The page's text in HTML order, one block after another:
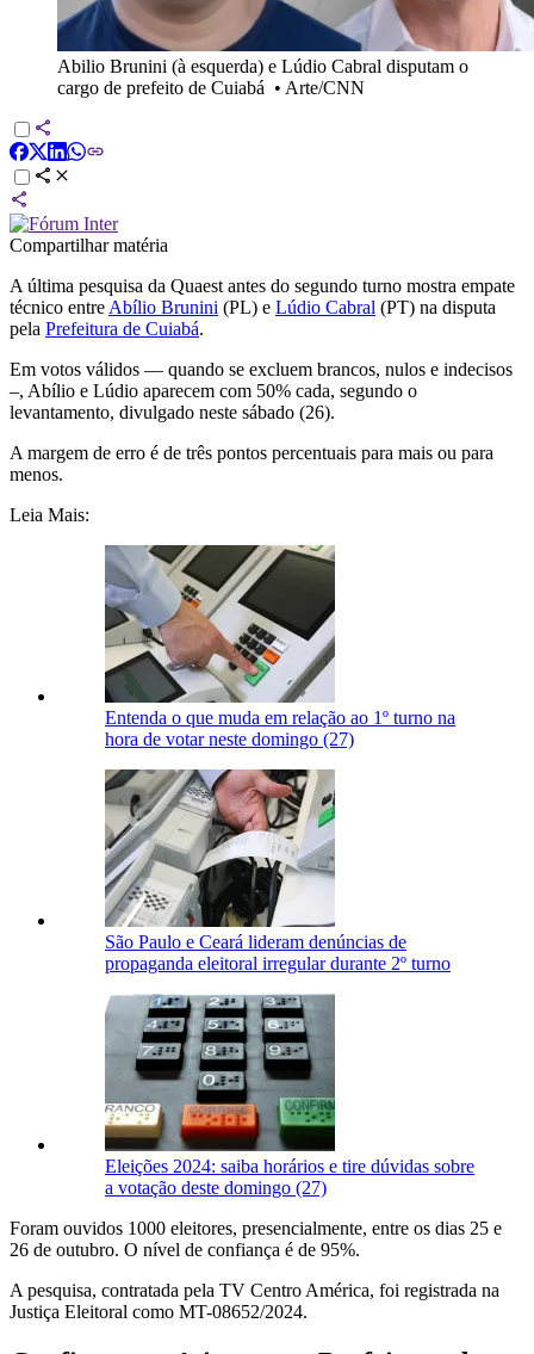
Abilio Brunini (à esquerda) e Lúdio Cabral disputam o
cargo de prefeito de Cuiabá • Arte/CNN
Compartilhar matéria
A última pesquisa da Quaest antes do segundo turno mostra empate
técnico entre Abílio Brunini (PL) e Lúdio Cabral (PT) na disputa
pela Prefeitura de Cuiabá.
Em votos válidos — quando se excluem brancos, nulos e indecisos
–, Abílio e Lúdio aparecem com 50% cada, segundo o
levantamento, divulgado neste sábado (26).
A margem de erro é de três pontos percentuais para mais ou para
menos.
Leia Mais:
Entenda o que muda em relação ao 1º turno na
hora de votar neste domingo (27)
São Paulo e Ceará lideram denúncias de
propaganda eleitoral irregular durante 2º turno
Eleições 2024: saiba horários e tire dúvidas sobre
a votação deste domingo (27)
Foram ouvidos 1000 eleitores, presencialmente, entre os dias 25 e
26 de outubro. O nível de confiança é de 95%.
A pesquisa, contratada pela TV Centro América, foi registrada na
Justiça Eleitoral como MT-08652/2024.